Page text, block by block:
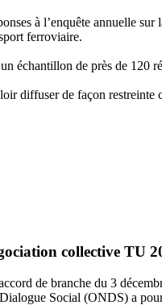
à l’enquête annuelle
ferroviaire.
échantillon de près de 120
diffuser de façon
collective TU
de branche du 3
Social (ONDS) a